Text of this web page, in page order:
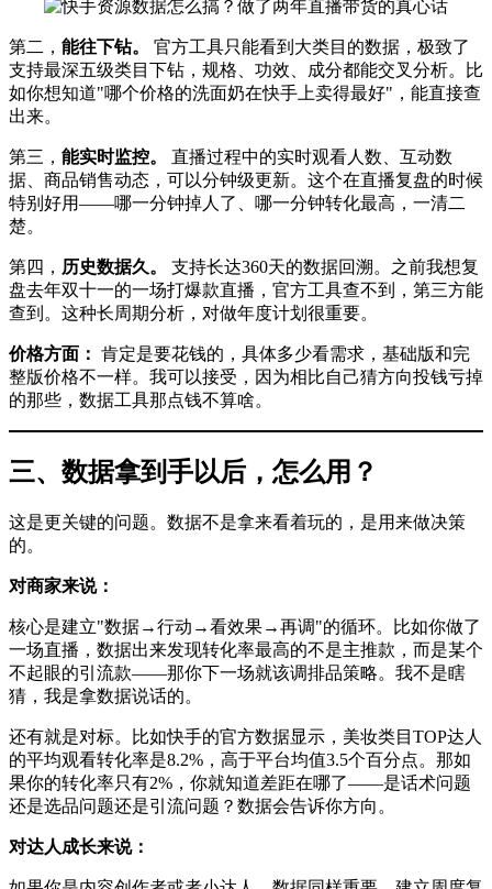
第二， 能往下钻。
官方工具只能看到大类目的数据，极致了
支持最深五级类目下钻，规格、功效、成分都能交叉分析。比
如你想知道"哪个价格的洗面奶在快手上卖得最好"，能直接查
出来。
第三， 能实时监控。
直播过程中的实时观看人数、互动数
据、商品销售动态，可以分钟级更新。这个在直播复盘的时候
特别好用——哪一分钟掉人了、哪一分钟转化最高，一清二
楚。
第四， 历史数据久。
支持长达360天的数据回溯。之前我想复
盘去年双十一的一场打爆款直播，官方工具查不到，第三方能
查到。这种长周期分析，对做年度计划很重要。
价格方面： 肯定是要花钱的，具体多少看需求，基础版和完
整版价格不一样。我可以接受，因为相比自己猜方向投钱亏掉
的那些，数据工具那点钱不算啥。
三、数据拿到手以后，怎么用？
这是更关键的问题。数据不是拿来看着玩的，是用来做决策
的。
对商家来说：
核心是建立"数据→行动→看效果→再调"的循环。比如你做了
一场直播，数据出来发现转化率最高的不是主推款，而是某个
不起眼的引流款——那你下一场就该调排品策略。我不是瞎
猜，我是拿数据说话的。
还有就是对标。比如快手的官方数据显示，美妆类目TOP达人
的平均观看转化率是8.2%，高于平台均值3.5个百分点。那如
果你的转化率只有2%，你就知道差距在哪了——是话术问题
还是选品问题还是引流问题？数据会告诉你方向。
对达人成长来说：